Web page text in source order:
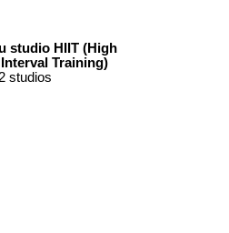
studio HIIT (High
Training)
2 studios